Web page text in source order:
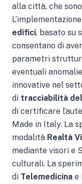
alla città, che
edifici, basato su
consentano di
parametri
eventuali
innovative nel
di tracciabilità
di certificare
Made in Italy. La
modalità Realtà
mediante visori e
culturali. La
di Telemedicina e